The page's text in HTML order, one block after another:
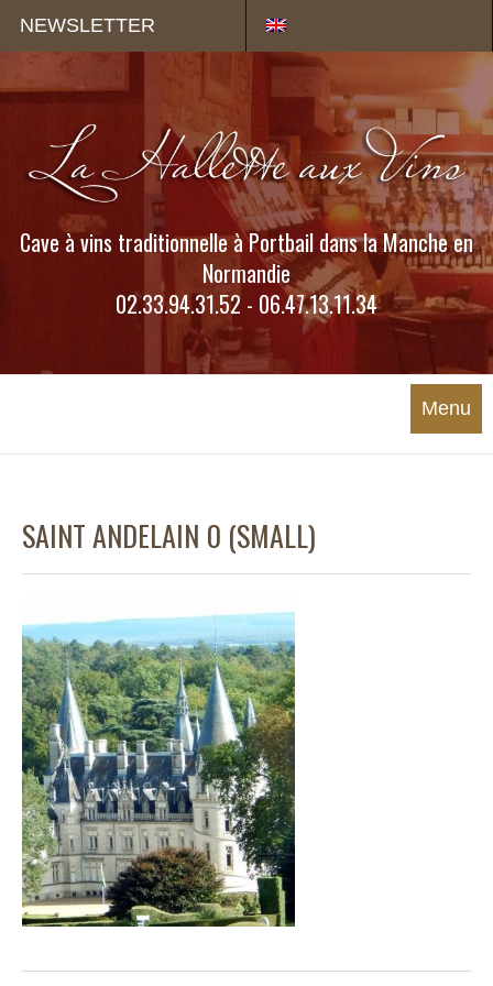
NEWSLETTER
Cave à vins traditionnelle à Portbail dans la Manche en
Normandie
02.33.94.31.52 - 06.47.13.11.34
Menu
SAINT ANDELAIN 0 (SMALL)
Panneau de gestion des cookies